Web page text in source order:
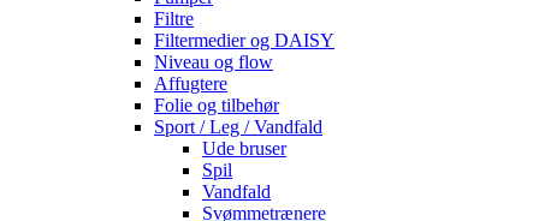
Filtre
Filtermedier og DAISY
Niveau og flow
Affugtere
Folie og tilbehør
Sport / Leg / Vandfald
Ude bruser
Spil
Vandfald
Svømmetrænere